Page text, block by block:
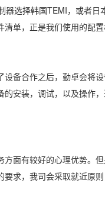
选择韩国TEMI，或者日
单，正是我们使用的配置
备合作之后，勤卓会将
安装，调试，以及操作
面有较好的心理优势。
求，我司会采取就近原则